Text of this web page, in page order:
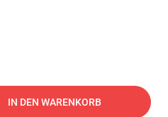
IN DEN WARENKORB